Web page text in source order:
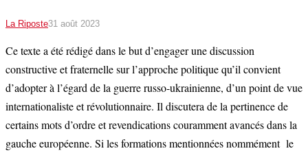
La Riposte31 août 2023
Ce texte a été rédigé dans le but d’engager une discussion
constructive et fraternelle sur l’approche politique qu’il convient
d’adopter à l’égard de la guerre russo-ukrainienne, d’un point de vue
internationaliste et révolutionnaire. Il discutera de la pertinence de
certains mots d’ordre et revendications couramment avancés dans la
gauche européenne. Si les formations mentionnées nommément le